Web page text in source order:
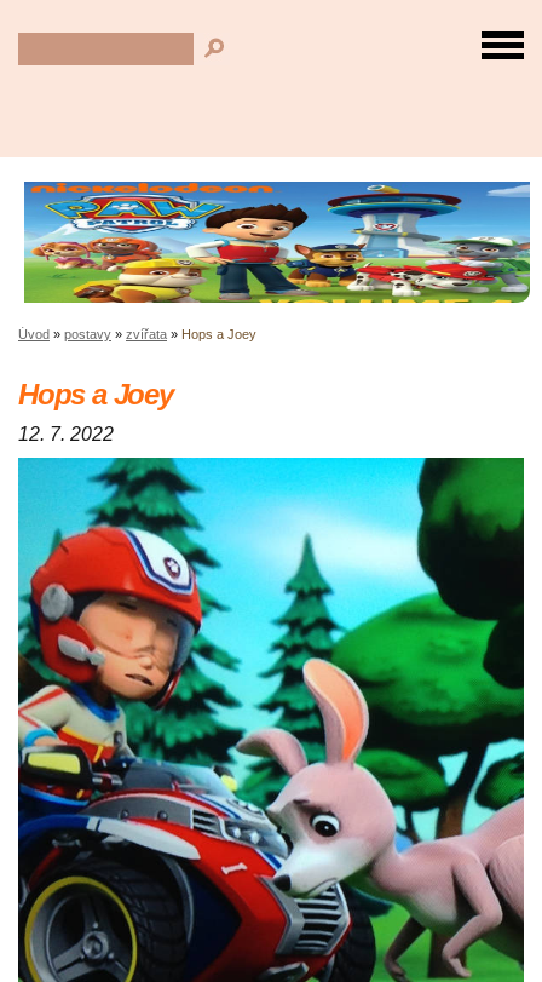
Úvod » postavy » zvířata » Hops a Joey
Hops a Joey
12. 7. 2022